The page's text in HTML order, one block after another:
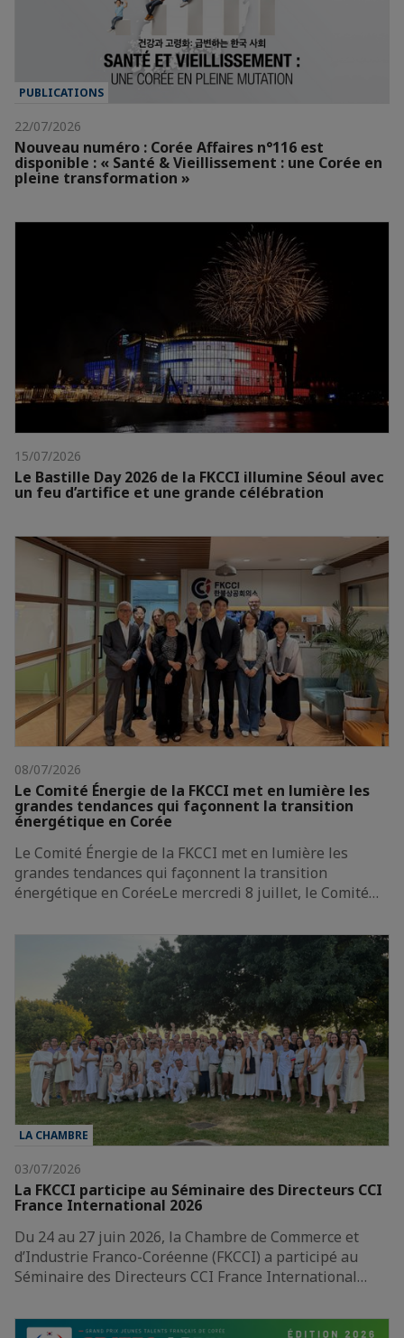
PUBLICATIONS
22/07/2026
Nouveau numéro : Corée Affaires n°116 est
disponible : « Santé & Vieillissement : une Corée en
pleine transformation »
15/07/2026
Le Bastille Day 2026 de la FKCCI illumine Séoul avec
un feu d’artifice et une grande célébration
08/07/2026
Le Comité Énergie de la FKCCI met en lumière les
grandes tendances qui façonnent la transition
énergétique en Corée
Le Comité Énergie de la FKCCI met en lumière les
grandes tendances qui façonnent la transition
énergétique en CoréeLe mercredi 8 juillet, le Comité…
LA CHAMBRE
03/07/2026
La FKCCI participe au Séminaire des Directeurs CCI
France International 2026
Du 24 au 27 juin 2026, la Chambre de Commerce et
d’Industrie Franco-Coréenne (FKCCI) a participé au
Séminaire des Directeurs CCI France International…